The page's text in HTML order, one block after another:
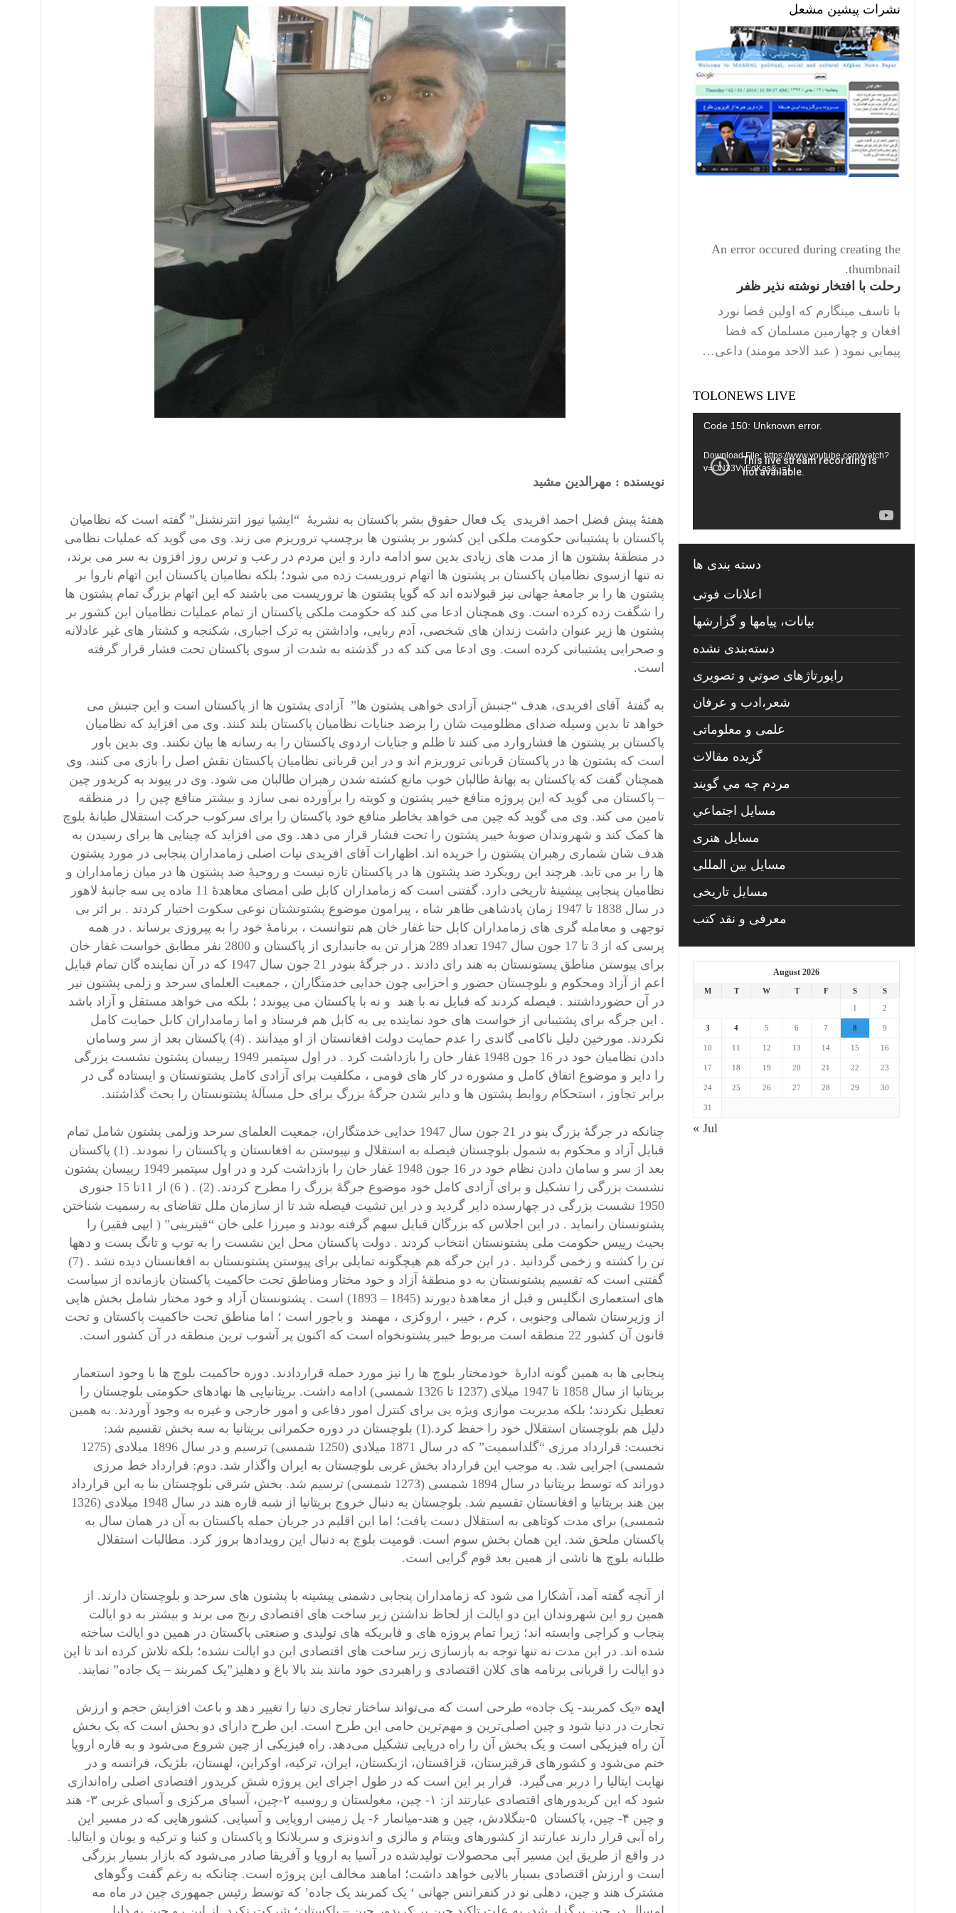
نویسنده : مهرالدین مشید
هفتۀ پیش فضل احمد افریدی یک فعال حقوق بشر پاکستان به نشریۀ “ایشیا نیوز انترنشنل” گفته است که نظامیان
پاکستان با پشتیبانی حکومت ملکی این کشور بر پشتون ها برچسپ تروریزم می زند. وی می گوید که عملیات نظامی
در منطقۀ پشتون ها از مدت های زیادی بدین سو ادامه دارد و این مردم در رعب و ترس روز افزون به سر می برند،
نه تنها ازسوی نظامیان پاکستان بر پشتون ها اتهام تروریست زده می شود؛ بلکه نظامیان پاکستان این اتهام ناروا بر
پشتون ها را بر جامعۀ جهانی نیز قبولانده اند که گویا پشتون ها تروریست می باشند که این اتهام بزرگ تمام پشتون ها
را شگفت زده کرده است. وی همچنان ادعا می کند که حکومت ملکی پاکستان از تمام عملیات نظامیان این کشور بر
پشتون ها زیر عنوان داشت زندان های شخصی، آدم ربایی، واداشتن به ترک اجباری، شکنجه و کشتار های غیر عادلانه
و صحرایی پشتیبانی کرده است. وی ادعا می کند که در گذشته به شدت از سوی پاکستان تحت فشار قرار گرفته
است.
به گفتۀ آقای افریدی، هدف “جنبش آزادی خواهی پشتون ها” آزادی پشتون ها از پاکستان است و این جنبش می
خواهد تا بدین وسیله صدای مظلومیت شان را برضد جنایات نظامیان پاکستان بلند کنند. وی می افزاید که نظامیان
پاکستان بر پشتون ها فشاروارد می کنند تا ظلم و جنایات اردوی پاکستان را به رسانه ها بیان نکنند. وی بدین باور
است که پشتون ها در پاکستان قربانی تروریزم اند و در این قربانی نظامیان پاکستان نقش اصل را بازی می کنند. وی
همچنان گفت که پاکستان به بهانۀ طالبان خوب مانع کشته شدن رهبران طالبان می شود. وی در پیوند به کریدور چین
– پاکستان می گوید که این پروژه منافع خیبر پشتون و کویته را برآورده نمی سازد و بیشتر منافع چین را در منطقه
تامین می کند. وی می گوید که چین می خواهد بخاطر منافع خود پاکستان را برای سرکوب حرکت استقلال طبانۀ بلوچ
ها کمک کند و شهروندان صوبۀ خیبر پشتون را تحت فشار قرار می دهد. وی می افزاید که چینایی ها برای رسیدن به
هدف شان شماری رهبران پشتون را خریده اند. اظهارات آقای افریدی نیات اصلی زمامداران پنجابی در مورد پشتون
ها را بر می تابد. هرچند این رویکرد ضد پشتون ها در پاکستان تازه نیست و روحیۀ ضد پشتون ها در میان زمامداران و
نظامیان پنجابی پیشینۀ تاریخی دارد. گفتنی است که زمامداران کابل طی امضای معاهدۀ 11 ماده یی سه جانبۀ لاهور
در سال 1838 تا 1947 زمان پادشاهی ظاهر شاه ، پیرامون موضوع پشتونشتان نوعی سکوت اختیار کردند . بر اثر بی
توجهی و معامله گری های زمامداران کابل حتا غفار خان هم نتوانست ، برنامۀ خود را به پیروزی برساند . در همه
پرسی که از 3 تا 17 جون سال 1947 تعداد 289 هزار تن به جانبداری از پاکستان و 2800 نفر مطابق خواست غفار خان
برای پیوستن مناطق پستونستان به هند رای دادند . در جرگۀ بنودر 21 جون سال 1947 که در آن نماینده گان تمام قبایل
اعم از آزاد ومحکوم و بلوچستان حضور و احزابی چون خدایی خدمتگاران ، جمعیت العلمای سرحد و زلمی پشتون نیر
در آن حضورداشتند . فیصله کردند که قبایل نه با هند و نه با پاکستان می پیوندد ؛ بلکه می خواهد مستقل و آزاد باشد
. این جرگه برای پشتیبانی از خواست های خود نماینده یی به کابل هم فرستاد و اما زمامداران کابل حمایت کامل
نکردند. مورخین دلیل ناکامی گاندی را عدم حمایت دولت افغانستان از او میدانند . (4) پاکستان بعد از سر وسامان
دادن نظامیان خود در 16 جون 1948 غفار خان را بازداشت کرد . در اول سپتمبر 1949 رییسان پشتون نشست بزرگی
را دایر و موضوع اتفاق کامل و مشوره در کار های قومی ، مکلفیت برای آزادی کامل پشتونستان و ایستاده گی در
برابر تجاوز ، استحکام روابط پشتون ها و دایر شدن جرگۀ بزرگ برای حل مسآلۀ پشتونستان را بحث گذاشتند.
چنانکه در جرگۀ بزرگ بنو در 21 جون سال 1947 خدایی خدمتگاران، جمعیت العلمای سرحد وزلمی پشتون شامل تمام
قبایل آزاد و محکوم به شمول بلوچستان فیصله به استقلال و نپیوستن به افغانستان و پاکستان را نمودند. (1) پاکستان
بعد از سر و سامان دادن نظام خود در 16 جون 1948 غفار خان را بازداشت کرد و در اول سپتمبر 1949 رییسان پشتون
نشست بزرگی را تشکیل و برای آزادی کامل خود موضوع جرگۀ بزرگ را مطرح کردند. (2) . ( 6) از 11تا 15 جنوری
1950 نشست بزرگی در چهارسده دایر گردید و در این نشیت فیصله شد تا از سازمان ملل تقاضای به رسمیت شناختن
پشتونستان رانماید . در این اجلاس که بزرگان قبایل سهم گرفته بودند و میرزا علی خان “قیترینی” ( ایپی فقیر) را
بحیث رییس حکومت ملی پشتونستان انتخاب کردند . دولت پاکستان محل این نشست را به توپ و تانگ بست و دهها
تن را کشته و زخمی گردانید . در این جرگه هم هیچگونه تمایلی برای پیوستن پشتونستان به افغانستان دیده نشد . (7)
گفتنی است که تقسیم پشتونستان به دو منطقۀ آزاد و خود مختار ومناطق تحت حاکمیت پاکستان بازمانده از سیاست
های استعماری انگلیس و قبل از معاهدۀ دیورند (1845 – 1893) است . پشتونستان آزاد و خود مختار شامل بخش هایی
از وزیرستان شمالی وجنوبی ، کرم ، خیبر ، اروکزی ، مهمند و باجور است ؛ اما مناطق تحت حاکمیت پاکستان و تحت
قانون آن کشور 22 منطقه است مربوط خیبر پشتونخواه است که اکنون پر آشوب ترین منطقه در آن کشور است.
پنجابی ها به همین گونه ادارۀ خودمختار بلوچ ها را نیز مورد حمله قراردادند. دوره حاکمیت بلوچ ها با وجود استعمار
بریتانیا از سال 1858 تا 1947 میلای (1237 تا 1326 شمسی) ادامه داشت. بریتانیایی ها نهادهای حکومتی بلوچستان را
تعطیل نکردند؛ بلکه مدیریت موازی ویژه یی برای کنترل امور دفاعی و امور خارجی و غیره به وجود آوردند. به همین
دلیل هم بلوچستان استقلال خود را حفظ کرد.(1) بلوچستان در دوره حکمرانی بریتانیا به سه بخش تقسیم شد:
نخست: قرارداد مرزی “گلداسمیت” که در سال 1871 میلادی (1250 شمسی) ترسیم و در سال 1896 میلادی (1275
شمسی) اجرایی شد. به موجب این قرارداد بخش غربی بلوچستان به ایران واگذار شد. دوم: قرارداد خط مرزی
دوراند که توسط بریتانیا در سال 1894 شمسی (1273 شمسی) ترسیم شد. بخش شرقی بلوچستان بنا به این قرارداد
بین هند بریتانیا و افغانستان تقسیم شد. بلوچستان به دنبال خروج بریتانیا از شبه قاره هند در سال 1948 میلادی (1326
شمسی) برای مدت کوتاهی به استقلال دست یافت؛ اما این اقلیم در جریان حمله پاکستان به آن در همان سال به
پاکستان ملحق شد. این همان بخش سوم است. قومیت بلوچ به دنبال این رویدادها بروز کرد. مطالبات استقلال
طلبانه بلوچ ها ناشی از همین بعد قوم گرایی است.
از آنچه گفته آمد، آشکارا می شود که زمامداران پنجابی دشمنی پیشینه با پشتون های سرحد و بلوچستان دارند. از
همین رو این شهروندان این دو ایالت از لحاظ نداشتن زیر ساخت های اقتصادی رنج می برند و بیشتر به دو ایالت
پنجاب و کراچی وابسته اند؛ زیرا تمام پروزه های و فابریکه های تولیدی و صنعتی پاکستان در همین دو ایالت ساخته
شده اند. در این مدت نه تنها توجه به بازسازی زیر ساخت های اقتصادی این دو ایالت نشده؛ بلکه تلاش کرده اند تا این
دو ایالت را قربانی برنامه های کلان اقتصادی و راهبردی خود مانند بند بالا باغ و دهلیز”یک کمربند – یک جاده” نمایند.
ایده «یک کمربند-‌ یک جاده» طرحی است که می‌تواند ساختار تجاری دنیا را تغییر دهد و باعث افزایش حجم و ارزش
تجارت در دنیا شود و چین اصلی‌ترین و مهم‌ترین حامی این طرح است. این طرح دارای دو بخش است که یک بخش
آن راه فیزیکی است و یک بخش آن را راه دریایی تشکیل می‌دهد. راه فیزیکی از چین شروع می‌شود و به قاره اروپا
ختم می‌شود و کشورهای قرقیزستان، قزاقستان، ازبکستان، ایران، ترکیه، اوکراین، لهستان، بلژیک، فرانسه و در
نهایت ایتالیا را در‌بر می‌گیرد. قرار بر این است که در طول اجرای این پروژه شش کریدور اقتصادی اصلی راه‌اندازی
شود که این کریدورهای اقتصادی عبارتند از: ۱- چین، مغولستان و روسیه ۲-چین، ‌آسیای مرکزی و‌ آسیای غربی ۳- هند
و چین ۴- چین، پاکستان ۵-بنگلادش، چین و هند-میانمار ۶- پل زمینی اروپایی و آسیایی. کشورهایی که در مسیر این
راه آبی قرار دارند عبارتند از کشورهای ویتنام و مالزی و اندونزی و سریلانکا و پاکستان و کنیا و ترکیه و یونان و ایتالیا.
در واقع از طریق این مسیر آبی محصولات تولیدشده در آسیا به اروپا و آفریقا صادر می‌شود که بازار بسیار بزرگی
است و ارزش اقتصادی بسیار بالایی خواهد داشت؛ اماهند مخالف این پروژه است. چنانکه به رغم گفت وگوهای
مشترک هند و چین، دهلی نو در کنفرانس جهانی ‘ یک کمربند یک جاده’ که توسط رئیس جمهوری چین در ماه مه
نشرات پیشین مشعل
An error occured during creating the
thumbnail.
رحلت با افتخار نوشته نذیر ظفر
با تاسف مینگارم که اولین فضا نورد
افغان و چهارمین مسلمان که فضا
پیمایی نمود ( عبد الاحد مومند) داعی…
TOLONEWS LIVE
Video
Code 150: Unknown error.
Download File: https://www.youtube.com/watch?
v=ON33VvEdKas&_=1
دسته بندی ها
اعلانات فوتی
بیانات، پیامها و گزارشها
دسته‌بندی نشده
راپورتاژهای صوتي و تصويری
شعر،ادب و عرفان
علمی و معلوماتی
گزیده مقالات
مردم چه مي گويند
مسايل اجتماعي
مسايل هنری
مسایل بین المللی
مسایل تاریخی
معرفی و نقد کتب
August 2026
M T W T F S
S
1
2
3 4 5 6 7 8 9
10 11 12 13 14 15 16
17 18 19 20 21 22 23
24 25 26 27 28 29 30
31
« Jul